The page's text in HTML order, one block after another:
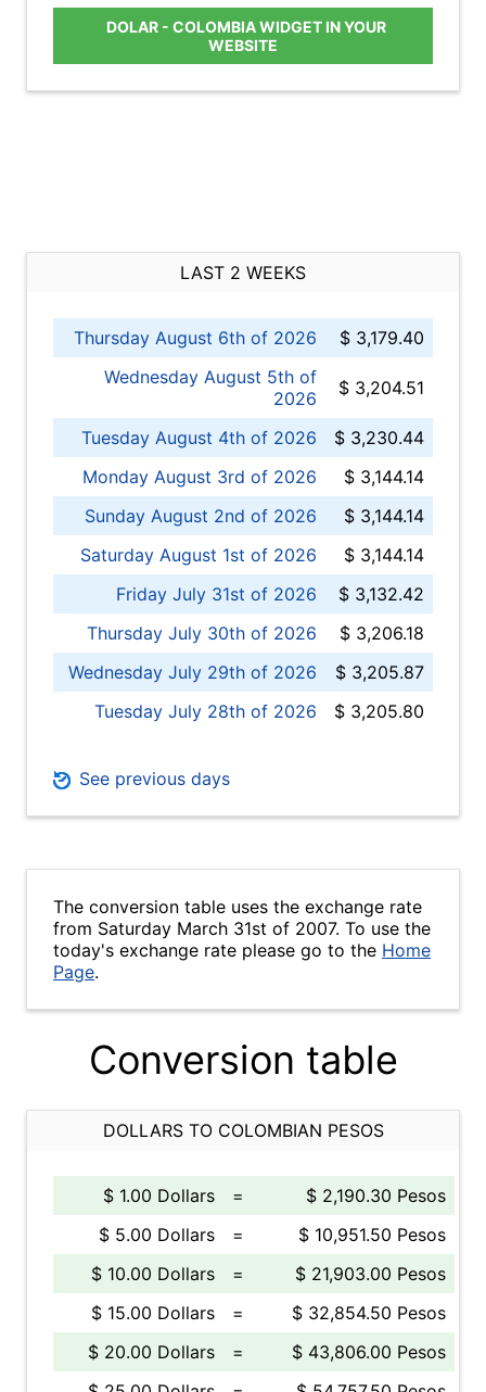
DOLAR - COLOMBIA WIDGET IN YOUR
WEBSITE
LAST 2 WEEKS
Thursday August 6th of 2026
$ 3,179.40
Wednesday August 5th of
2026
$ 3,204.51
Tuesday August 4th of 2026
$ 3,230.44
Monday August 3rd of 2026
$ 3,144.14
Sunday August 2nd of 2026
$ 3,144.14
Saturday August 1st of 2026
$ 3,144.14
Friday July 31st of 2026
$ 3,132.42
Thursday July 30th of 2026
$ 3,206.18
Wednesday July 29th of 2026
$ 3,205.87
Tuesday July 28th of 2026
$ 3,205.80
See previous days
The conversion table uses the exchange rate
from Saturday March 31st of 2007. To use the
today's exchange rate please go to the Home
Page.
Conversion table
DOLLARS TO COLOMBIAN PESOS
$ 1.00 Dollars =
$ 2,190.30 Pesos
$ 5.00 Dollars
=
$ 10,951.50 Pesos
$ 10.00 Dollars
=
$ 21,903.00 Pesos
$ 15.00 Dollars
=
$ 32,854.50 Pesos
$ 20.00 Dollars
=
$ 43,806.00 Pesos